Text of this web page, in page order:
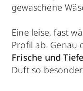
gewaschene
Eine leise, fast
Profil ab. Genau
Frische und Tiefe
Duft so